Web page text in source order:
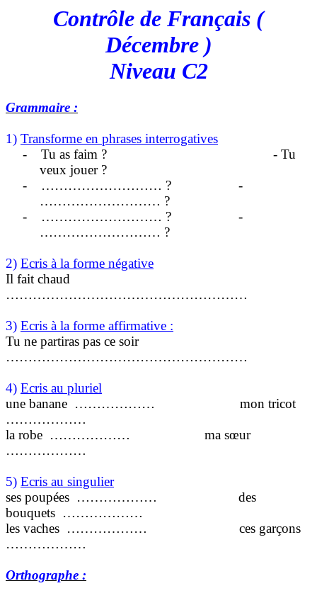
Contrôle de Français (
Décembre )
Niveau C2
Grammaire :
1) Transforme en phrases interrogatives
-
Tu as faim ?
- Tu
veux jouer ?
-
……………………… ?
-
……………………… ?
-
……………………… ?
-
……………………… ?
2) Ecris à la forme négative
Il fait chaud
………………………………………………
3) Ecris à la forme affirmative :
Tu ne partiras pas ce soir
………………………………………………
4) Ecris au pluriel
une banane ………………
mon tricot
………………
la robe ………………
ma sœur
………………
5) Ecris au singulier
ses poupées ………………
des
bouquets ………………
les vaches ………………
ces garçons
………………
Orthographe :